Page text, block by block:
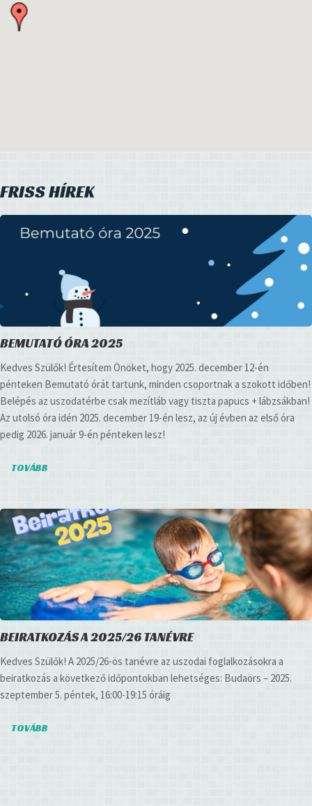
FRISS HÍREK
BEMUTATÓ ÓRA 2025
Kedves Szülők! Értesítem Önöket, hogy 2025. december 12-én
pénteken Bemutató órát tartunk, minden csoportnak a szokott időben!
Belépés az uszodatérbe csak mezítláb vagy tiszta papucs + lábzsákban!
Az utolsó óra idén 2025. december 19-én lesz, az új évben az első óra
pedig 2026. január 9-én pénteken lesz!
TOVÁBB
BEIRATKOZÁS A 2025/26 TANÉVRE
Kedves Szülők! A 2025/26-ös tanévre az uszodai foglalkozásokra a
beiratkozás a következő időpontokban lehetséges: Budaörs – 2025.
szeptember 5. péntek, 16:00-19:15 óráig
TOVÁBB